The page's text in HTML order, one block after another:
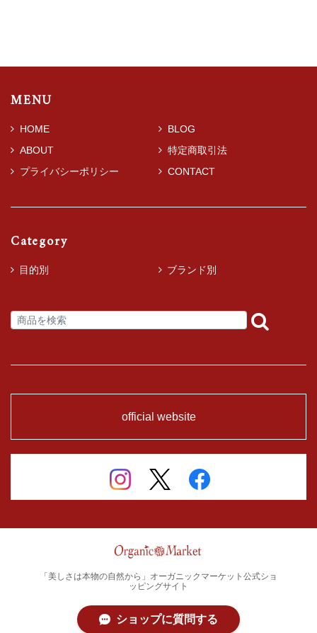
MENU
HOME
BLOG
ABOUT
特定商取引法
プライバシーポリシー
CONTACT
Category
目的別 ブランド別
official website
「美しさは本物の自然から」オーガニックマーケット公式ショ
ッピングサイト
ショップに質問する